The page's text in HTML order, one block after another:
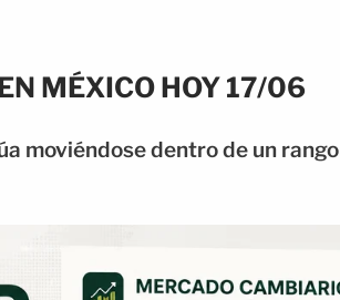
MÉXICO HOY 17/06
moviéndose dentro de un rango